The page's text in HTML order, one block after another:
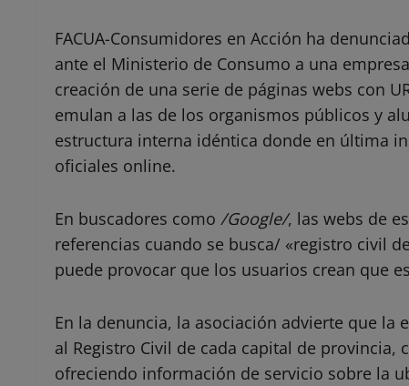
FACUA-Consumidores en Acción ha
ante el Ministerio de Consumo a una
creación de una serie de páginas webs con
emulan a las de los organismos públicos y
estructura interna idéntica donde en última
oficiales online.
En buscadores como /Google/, las webs de
referencias cuando se busca/ «registro civil
puede provocar que los usuarios crean que
En la denuncia, la asociación advierte que la
al Registro Civil de cada capital de
ofreciendo información de servicio sobre la